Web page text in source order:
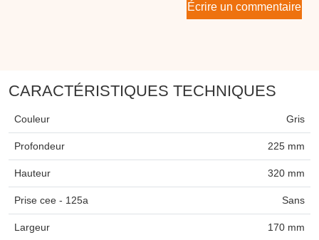
Écrire un commentaire
CARACTÉRISTIQUES TECHNIQUES
Couleur Gris
Profondeur 225 mm
Hauteur 320 mm
Prise cee - 125a Sans
Largeur 170 mm